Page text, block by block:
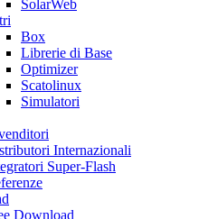
SolarWeb
Box
Librerie di Base
Optimizer
Scatolinux
Simulatori
Internazionali
Super-Flash
Download